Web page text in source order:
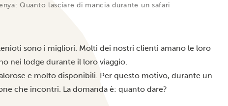
Quanto lasciare di mancia durante un safari
sono i migliori. Molti dei nostri clienti amano le loro
nei lodge durante il loro viaggio.
e molto disponibili. Per questo motivo, durante un
che incontri. La domanda è: quanto dare?